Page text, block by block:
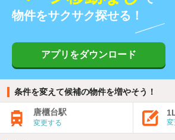
物件をサクサク探せる！
アプリをダウンロード
条件を変えて候補の物件を増やそう！
唐櫃台駅
変更する 変